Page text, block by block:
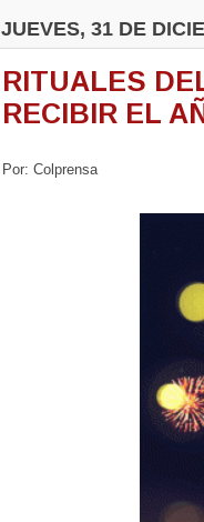
JUEVES, 31 DE
RITUALES
RECIBIR EL
Por: Colprensa